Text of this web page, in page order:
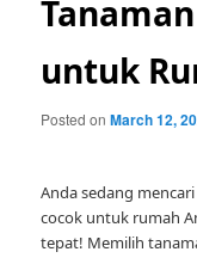
untuk
Posted onMarch 12,
Anda sedang
cocok untuk rumah
tepat! Memilih